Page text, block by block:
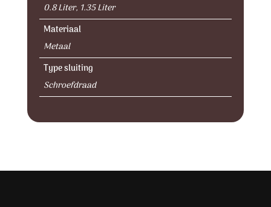
0.8 Liter, 1.35 Liter
Materiaal
Metaal
Type sluiting
Schroefdraad